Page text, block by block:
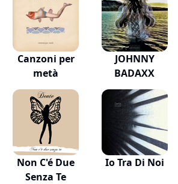
Canzoni per
metà
JOHNNY
BADAXX
Non C'é Due
Senza Te
Io Tra Di Noi